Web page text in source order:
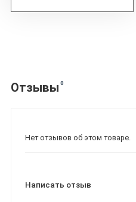
Отзывы 0
Нет отзывов об этом товаре.
Написать отзыв